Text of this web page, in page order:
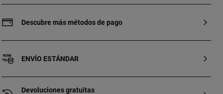
dos botones magnéticos. Cuenta con dos
cremallera y un bolsillo abierto en la parte
bandolera ajustable y extraíble. Medidas
formato ponte en contacto con nuestro
Descubre más métodos de pago
ENVÍO ESTÁNDAR
Devoluciones gratuitas